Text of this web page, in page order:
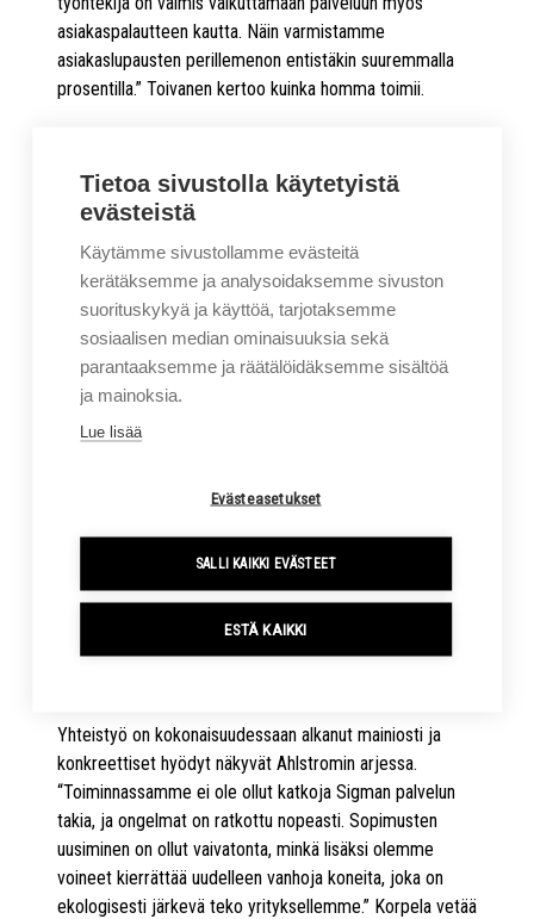
asiakaspalautteen kautta. Näin varmistamme
asiakaslupausten perillemenon entistäkin suuremmalla
prosentilla.” Toivanen kertoo kuinka homma toimii.
Tampereella, eli se pitää sisällään niin trukkien
toimituksen kuin trukkihuollot. Heti kättelyssä molempien
tehtaiden fleettiä laajennettiin uusilla trukeilla, jotka
tilattiin sopimuksen teon ohessa.
RATKAISUJA, JOTKA
HELPOTTAVAT ARKEA
akuilla, jotka ovat huoltovapaita ja helpottavat päivittäistä
latausnopeudet vähentävät tuottamatonta seisokkiaikaa.
Lisäksi päivittäisen ylläpidon vaiva ja sen tuomat
yllättävät kulut eivät rasita arkea, kun esimerkiksi kalliit
akun vaihtamiset eivät yllätä. Trukit ovat siis “liitä ja lataa”
-tekniikalla varustettuja, jolloin akkuja ei tarvitse irroittaa
Yhteistyö on kokonaisuudessaan alkanut mainiosti ja
konkreettiset hyödyt näkyvät Ahlstromin arjessa.
“Toiminnassamme ei ole ollut katkoja Sigman palvelun
takia, ja ongelmat on ratkottu nopeasti. Sopimusten
uusiminen on ollut vaivatonta, minkä lisäksi olemme
voineet kierrättää uudelleen vanhoja koneita, joka on
ekologisesti järkevä teko yrityksellemme.” Korpela vetää
Tietoa sivustolla käytetyistä
evästeistä
Käytämme sivustollamme evästeitä
kerätäksemme ja analysoidaksemme sivuston
suorituskykyä ja käyttöä, tarjotaksemme
sosiaalisen median ominaisuuksia sekä
parantaaksemme ja räätälöidäksemme sisältöä
ja mainoksia.
Lue lisää
Evästeasetukset
SALLI KAIKKI EVÄSTEET
ESTÄ KAIKKI